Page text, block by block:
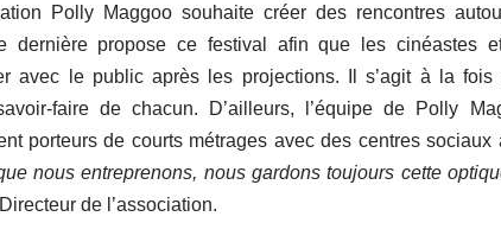
Polly Maggoo souhaite créer des rencontres
dernière propose ce festival afin que les cinéastes
avec le public après les projections. Il s’agit à la fois
faire de chacun. D’ailleurs, l’équipe de Polly
porteurs de courts métrages avec des centres sociaux
nous entreprenons, nous gardons toujours cette
de l’association.